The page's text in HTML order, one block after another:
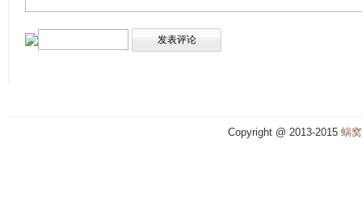
Copyright @ 2013-2015 蜗